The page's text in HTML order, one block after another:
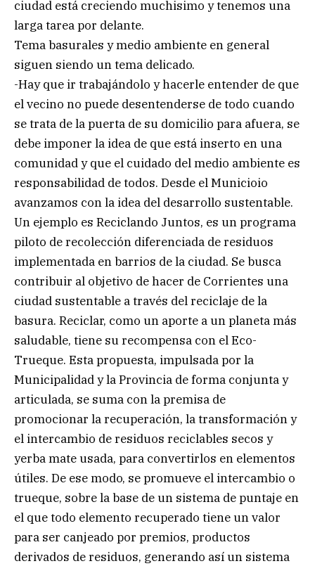
ciudad está creciendo muchisimo y tenemos una
larga tarea por delante.
Tema basurales y medio ambiente en general
siguen siendo un tema delicado.
-Hay que ir trabajándolo y hacerle entender de que
el vecino no puede desentenderse de todo cuando
se trata de la puerta de su domicilio para afuera, se
debe imponer la idea de que está inserto en una
comunidad y que el cuidado del medio ambiente es
responsabilidad de todos. Desde el Municioio
avanzamos con la idea del desarrollo sustentable.
Un ejemplo es Reciclando Juntos, es un programa
piloto de recolección diferenciada de residuos
implementada en barrios de la ciudad. Se busca
contribuir al objetivo de hacer de Corrientes una
ciudad sustentable a través del reciclaje de la
basura. Reciclar, como un aporte a un planeta más
saludable, tiene su recompensa con el Eco-
Trueque. Esta propuesta, impulsada por la
Municipalidad y la Provincia de forma conjunta y
articulada, se suma con la premisa de
promocionar la recuperación, la transformación y
el intercambio de residuos reciclables secos y
yerba mate usada, para convertirlos en elementos
útiles. De ese modo, se promueve el intercambio o
trueque, sobre la base de un sistema de puntaje en
el que todo elemento recuperado tiene un valor
para ser canjeado por premios, productos
derivados de residuos, generando así un sistema